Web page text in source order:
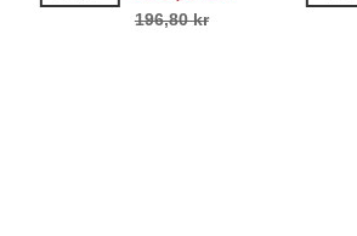
196,80 kr